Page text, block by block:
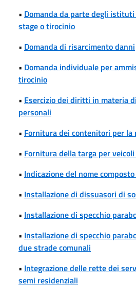
• Domanda da parte degli
stage o tirocinio
• Domanda di risarcimento danni
• Domanda individuale per
tirocinio
• Esercizio dei diritti in materia
personali
• Fornitura dei contenitori per
• Fornitura della targa per
• Indicazione del nome
• Installazione di dissuasori di
• Installazione di specchio
• Installazione di specchio
due strade comunali
• Integrazione delle rette dei
semi residenziali